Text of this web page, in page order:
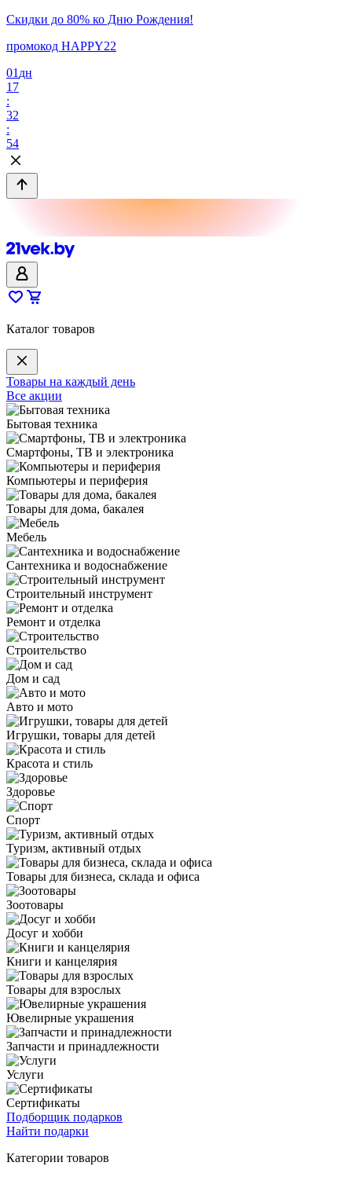
Скидки до 80% ко Дню Рождения!
промокод HAPPY22
01 дн
17
:
32
:
54
Каталог товаров
Товары на каждый день
Все акции
Бытовая техника
Смартфоны, ТВ и электроника
Компьютеры и периферия
Товары для дома, бакалея
Мебель
Сантехника и водоснабжение
Строительный инструмент
Ремонт и отделка
Строительство
Дом и сад
Авто и мото
Игрушки, товары для детей
Красота и стиль
Здоровье
Спорт
Туризм, активный отдых
Товары для бизнеса, склада и офиса
Зоотовары
Досуг и хобби
Книги и канцелярия
Товары для взрослых
Ювелирные украшения
Запчасти и принадлежности
Услуги
Сертификаты
Подборщик подарков
Найти подарки
Категории товаров